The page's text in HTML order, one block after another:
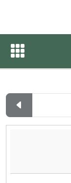
ปฏิทินกิจ
ปฏิทินกิจกร